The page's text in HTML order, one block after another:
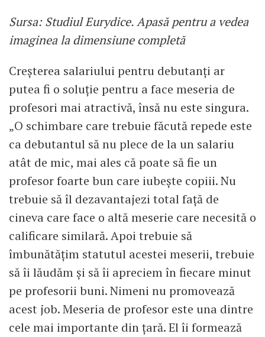
Sursa: Studiul Eurydice. Apasă pentru a vedea
imaginea la dimensiune completă
Creșterea salariului pentru debutanți ar
putea fi o soluție pentru a face meseria de
profesori mai atractivă, însă nu este singura.
„O schimbare care trebuie făcută repede este
ca debutantul să nu plece de la un salariu
atât de mic, mai ales că poate să fie un
profesor foarte bun care iubește copiii. Nu
trebuie să îl dezavantajezi total față de
cineva care face o altă meserie care necesită o
calificare similară. Apoi trebuie să
îmbunătățim statutul acestei meserii, trebuie
să îi lăudăm și să îi apreciem în fiecare minut
pe profesorii buni. Nimeni nu promovează
acest job. Meseria de profesor este una dintre
cele mai importante din țară. El îi formează